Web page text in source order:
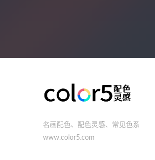
名画配色、配色灵感、常见色系
www.color5.com